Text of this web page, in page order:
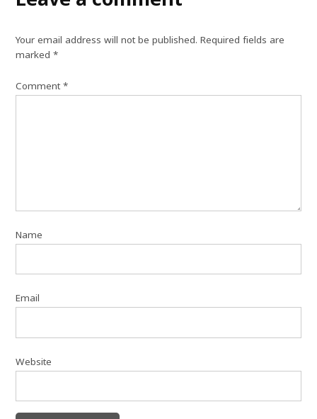
Your email address will not be published. Required fields are
marked*
Comment*
Name
Email
Website